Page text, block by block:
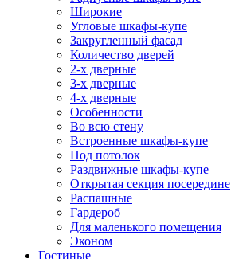
Широкие
Угловые шкафы-купе
Закругленный фасад
Количество дверей
2-х дверные
3-х дверные
4-х дверные
Особенности
Во всю стену
Встроенные шкафы-купе
Под потолок
Раздвижные шкафы-купе
Открытая секция посередине
Распашные
Гардероб
Для маленького помещения
Эконом
Гостиные